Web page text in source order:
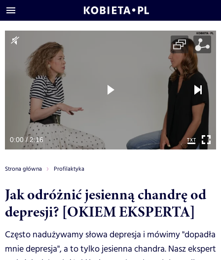
0:00 / 2:16
Strona główna Profilaktyka
Jak odróżnić jesienną chandrę od
depresji? [OKIEM EKSPERTA]
Często nadużywamy słowa depresja i mówimy "dopadła
mnie depresja", a to tylko jesienna chandra. Nasz ekspert